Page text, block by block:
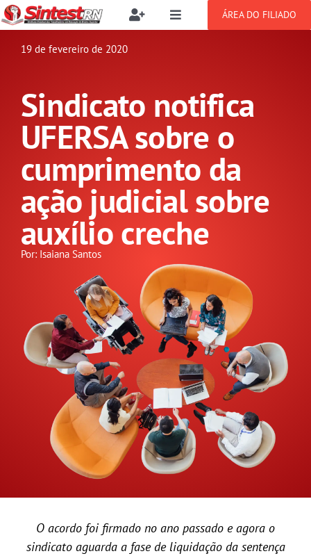
Ir
para
Toggle
Buscar
resultados
Filie-se
Benefícios
Setor jurídico
Toggle
SOBRE
NOTÍCIAS
PUBLICAÇÕES
CONGRESSOS
GREVE
DOCUMENTOS
GALERIA
ÁREA DO FILIADO
19 de fevereiro de 2020
Sindicato notifica
UFERSA sobre o
cumprimento da
ação judicial sobre
auxílio creche
Por: Isaiana Santos
O acordo foi firmado no ano passado e agora o
sindicato aguarda a fase de liquidação da sentença